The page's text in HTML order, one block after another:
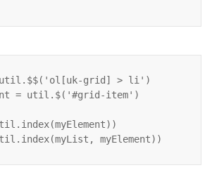
util.$$('ol[uk-grid] > li')
= util.$('#grid-item')
myElement))